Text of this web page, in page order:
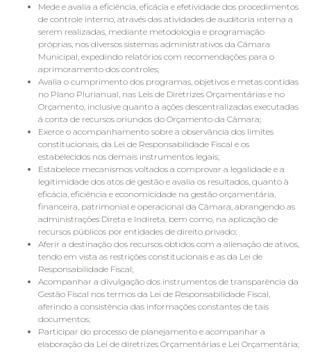
Mede e avalia a eficiência, eficácia e efetividade dos procedimentos
de controle interno, através das atividades de auditoria interna a
serem realizadas, mediante metodologia e programação
próprias, nos diversos sistemas administrativos da Câmara
Municipal, expedindo relatórios com recomendações para o
aprimoramento dos controles;
Avalia o cumprimento dos programas, objetivos e metas contidas
no Plano Plurianual, nas Leis de Diretrizes Orçamentárias e no
Orçamento, inclusive quanto a ações descentralizadas executadas
á conta de recursos oriundos do Orçamento da Câmara;
Exerce o acompanhamento sobre a observância dos limites
constitucionais, da Lei de Responsabilidade Fiscal e os
estabelecidos nos demais instrumentos legais;
Estabelece mecanismos voltados a comprovar a legalidade e a
legitimidade dos atos de gestão e avalia os resultados, quanto à
eficácia, eficiência e economicidade na gestão orçamentária,
financeira, patrimonial e operacional da Câmara, abrangendo as
administrações Direta e Indireta, bem como, na aplicação de
recursos públicos por entidades de direito privado;
Aferir a destinação dos recursos obtidos com a alienação de ativos,
tendo em vista as restrições constitucionais e as da Lei de
Responsabilidade Fiscal;
Acompanhar a divulgação dos instrumentos de transparência da
Gestão Fiscal nos termos da Lei de Responsabilidade Fiscal,
aferindo a consistência das informações constantes de tais
documentos;
Participar do processo de planejamento e acompanhar a
elaboração da Lei de diretrizes Orçamentárias e Lei Orçamentária;